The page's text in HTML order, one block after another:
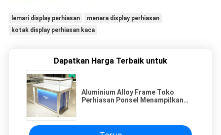
lemari display perhiasan
menara display perhiasan
kotak display perhiasan kaca
Dapatkan Harga Terbaik untuk
Aluminium Alloy Frame Toko
Perhiasan Ponsel Menampilkan